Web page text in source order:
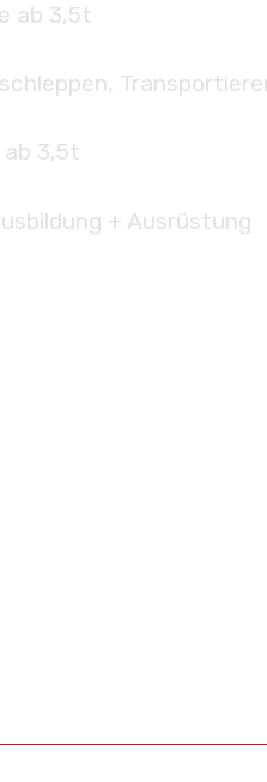
ab 3,5t
ab 3,5t
+ Ausrüstung